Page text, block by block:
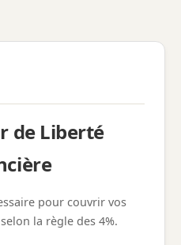
de Liberté
pour couvrir vos
la règle des 4%.